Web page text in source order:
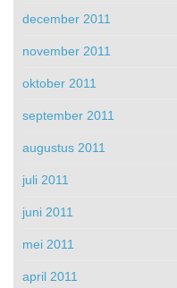
december 2011
november 2011
oktober 2011
september 2011
augustus 2011
juli 2011
juni 2011
mei 2011
april 2011